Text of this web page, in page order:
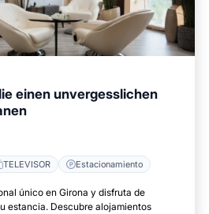
einen unvergesslichen
TELEVISOR Estacionamiento
único en Girona y disfruta de
estancia. Descubre alojamientos